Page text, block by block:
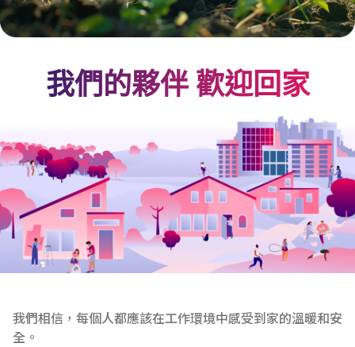
我們的夥伴 歡迎回家
我們相信，每個人都應該在工作環境中感受到家的溫暖和安
全。